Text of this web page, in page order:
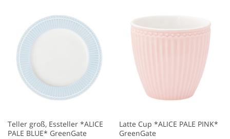
Teller groß, Essteller *ALICE
PALE BLUE* GreenGate
Latte Cup *ALICE PALE PINK*
GreenGate